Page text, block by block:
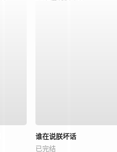
谁在说朕坏话
已完结